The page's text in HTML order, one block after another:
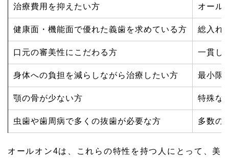
治療費用を抑えたい方 オール
健康面・機能面で優れた義歯を求めている方 総入れ
口元の審美性にこだわる方 一貫し
身体への負担を減らしながら治療したい方 最小限
顎の骨が少ない方 特殊な
虫歯や歯周病で多くの抜歯が必要な方 多数の
オールオン4は、これらの特性を持つ人にとって、美